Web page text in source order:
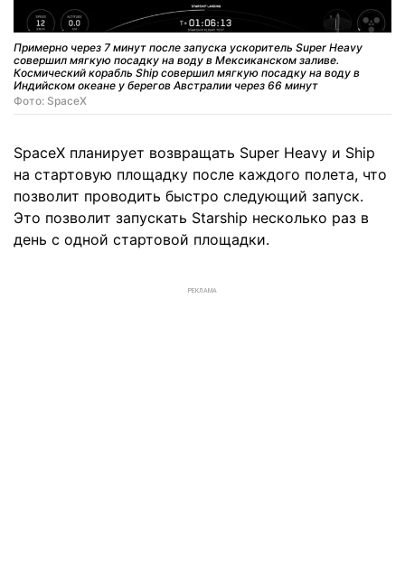
Примерно через 7 минут после запуска ускоритель Super Heavy
совершил мягкую посадку на воду в Мексиканском заливе.
Космический корабль Ship совершил мягкую посадку на воду в
Индийском океане у берегов Австралии через 66 минут
Фото: SpaceX
SpaceX планирует возвращать Super Heavy и Ship
на стартовую площадку после каждого полета, что
позволит проводить быстро следующий запуск.
Это позволит запускать Starship несколько раз в
день с одной стартовой площадки.
РЕКЛАМА